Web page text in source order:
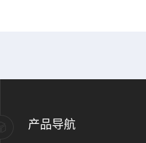
产品导航